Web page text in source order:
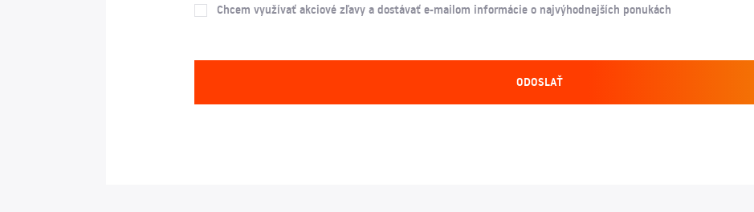
Chcem využívať akciové zľavy a dostávať e-mailom informácie o najvýhodnejších ponukách
ODOSLAŤ